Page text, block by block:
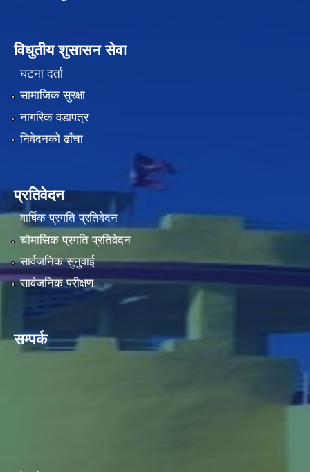
विधुतीय शुसासन सेवा
घटना दर्ता
सामाजिक सुरक्षा
नागरिक वडापत्र
निवेदनको ढाँचा
प्रतिवेदन
वार्षिक प्रगति प्रतिवेदन
चौमासिक प्रगति प्रतिवेदन
सार्वजनिक सुनुवाई
सार्वजनिक परीक्षण
सम्पर्क